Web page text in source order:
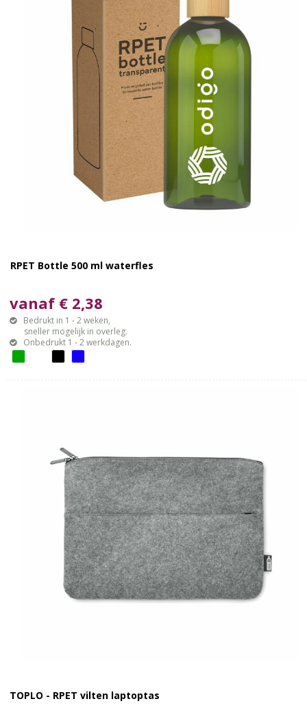
RPET Bottle 500 ml waterfles
vanaf € 2,38
Bedrukt in 1 - 2 weken,
sneller mogelijk in overleg.
Onbedrukt 1 - 2 werkdagen.
TOPLO - RPET vilten laptoptas